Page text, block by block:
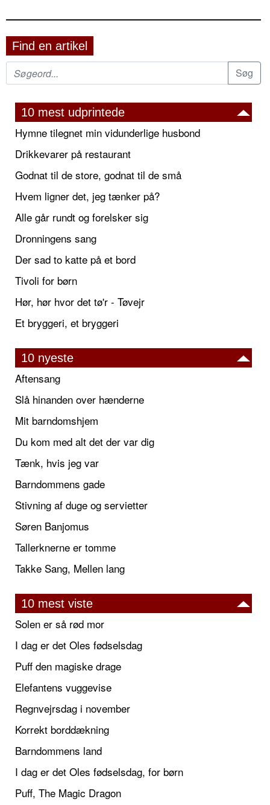
Find en artikel
10 mest udprintede
Hymne tilegnet min vidunderlige husbond
Drikkevarer på restaurant
Godnat til de store, godnat til de små
Hvem ligner det, jeg tænker på?
Alle går rundt og forelsker sig
Dronningens sang
Der sad to katte på et bord
Tivoli for børn
Hør, hør hvor det tø'r - Tøvejr
Et bryggeri, et bryggeri
10 nyeste
Aftensang
Slå hinanden over hænderne
Mit barndomshjem
Du kom med alt det der var dig
Tænk, hvis jeg var
Barndommens gade
Stivning af duge og servietter
Søren Banjomus
Tallerknerne er tomme
Takke Sang, Mellen lang
10 mest viste
Solen er så rød mor
I dag er det Oles fødselsdag
Puff den magiske drage
Elefantens vuggevise
Regnvejrsdag i november
Korrekt borddækning
Barndommens land
I dag er det Oles fødselsdag, for børn
Puff, The Magic Dragon